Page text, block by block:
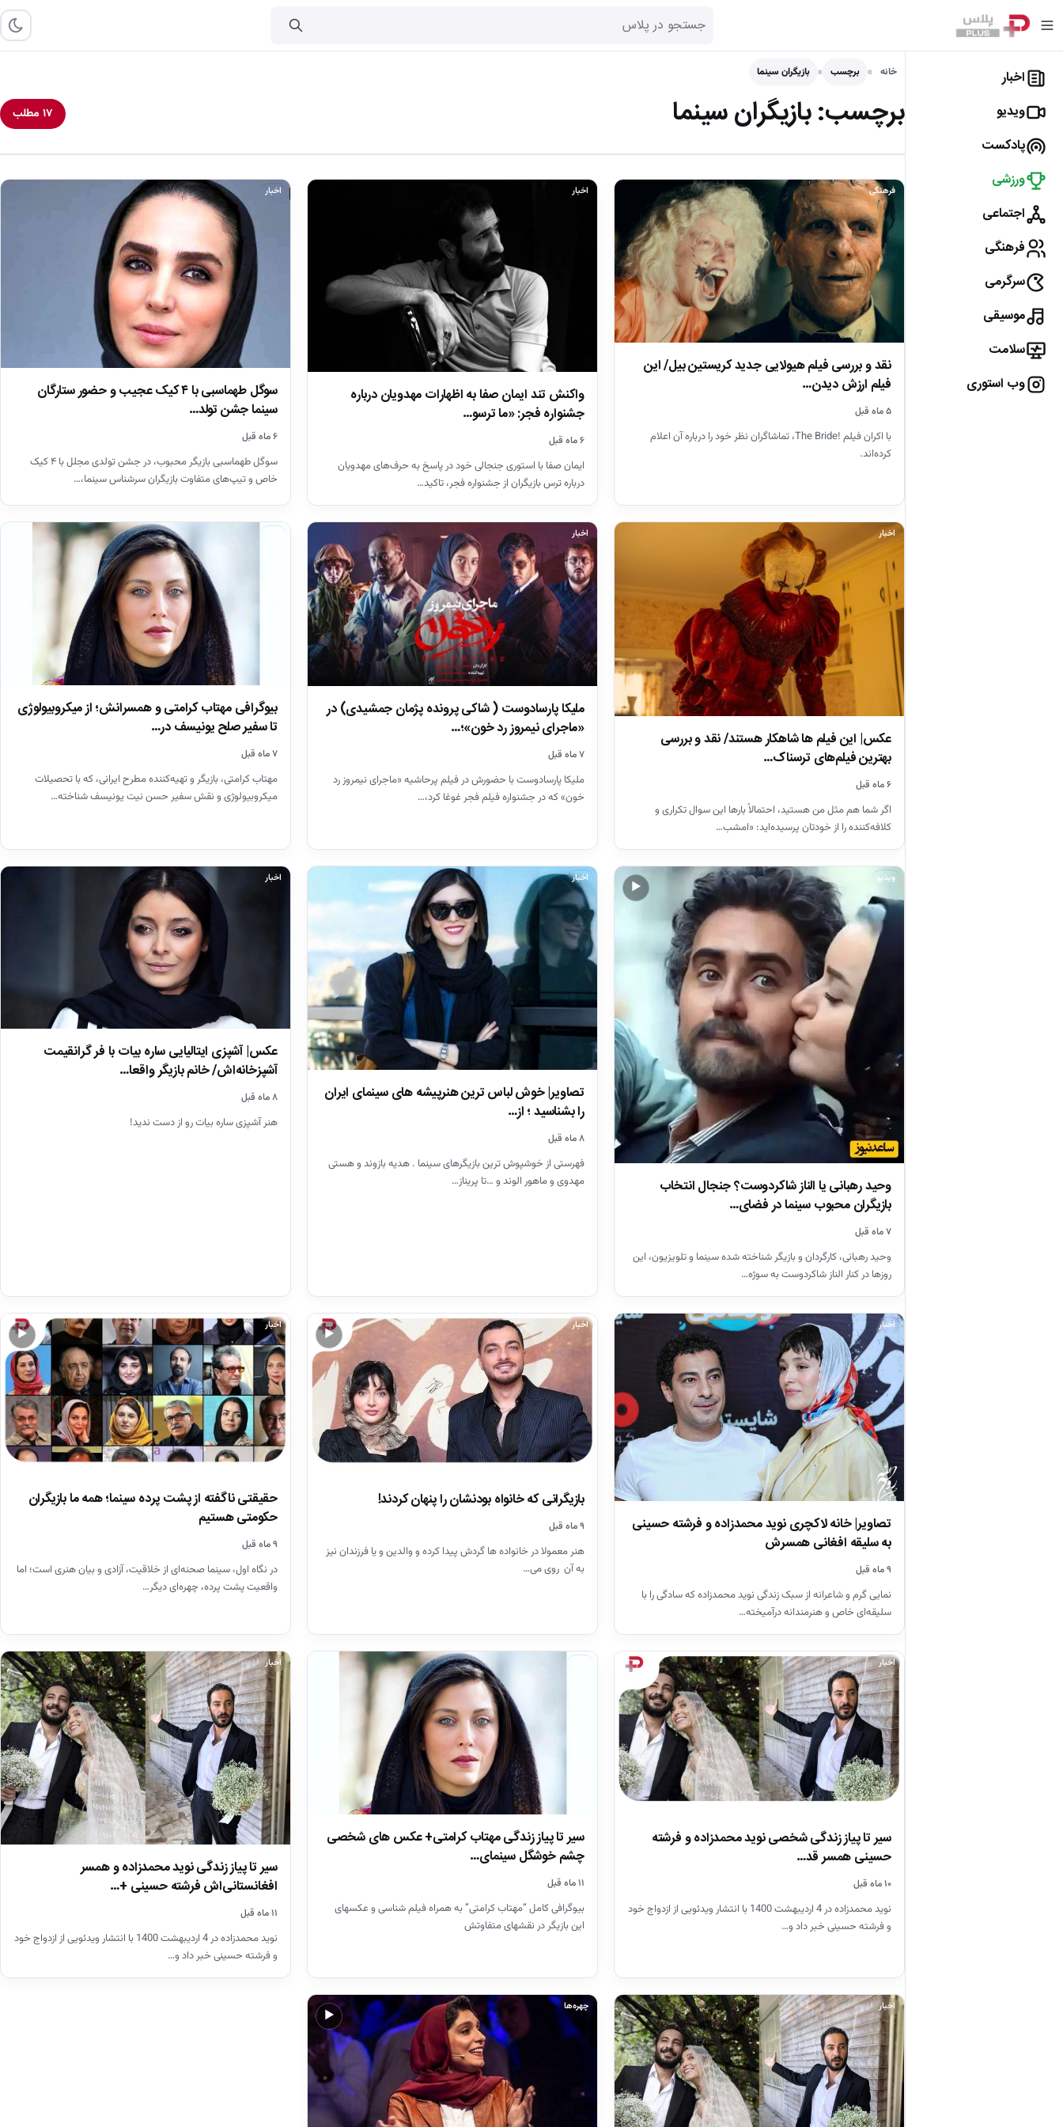
اخبار
ویدیو
پادکست
ورزشی
اجتماعی
فرهنگی
سرگرمی
موسیقی
سلامت
وب استوری
خانه برچسب بازیگران سینما
برچسب:بازیگران سینما ۱۷ مطلب
فرهنگی
نقد و بررسی فیلم هیولایی جدید کریستین بیل/ این
فیلم ارزش دیدن…
۵ ماه قبل
با اکران فیلم !The Bride، تماشاگران نظر خود را درباره آن اعلام
کرده‌اند.
اخبار
واکنش تند ایمان صفا به اظهارات مهدویان درباره
جشنواره فجر: «ما ترسو…
۶ ماه قبل
ایمان صفا با استوری جنجالی خود در پاسخ به حرف‌های مهدویان
درباره ترس بازیگران از جشنواره فجر، تاکید…
اخبار
سوگل طهماسبی با ۴ کیک عجیب و حضور ستارگان
سینما جشن تولد…
۶ ماه قبل
سوگل طهماسبی بازیگر محبوب، در جشن تولدی مجلل با ۴ کیک
خاص و تیپ‌های متفاوت بازیگران سرشناس سینما،…
اخبار
عکس| این فیلم ها شاهکار هستند/ نقد و بررسی
بهترین فیلم‌های ترسناک…
۶ ماه قبل
اگر شما هم مثل من هستید، احتمالاً بارها این سوال تکراری و
کلافه‌کننده را از خودتان پرسیده‌اید: «امشب…
اخبار
ملیکا پارسادوست ( شاکی پرونده پژمان جمشیدی) در
«ماجرای نیمروز رد خون»؛…
۷ ماه قبل
ملیکا پارسادوست با حضورش در فیلم پرحاشیه «ماجرای نیمروز رد
خون» که در جشنواره فیلم فجر غوغا کرد،…
بیوگرافی مهتاب کرامتی و همسرانش؛ از میکروبیولوژی
تا سفیر صلح یونیسف در…
۷ ماه قبل
مهتاب کرامتی، بازیگر و تهیه‌کننده مطرح ایرانی، که با تحصیلات
میکروبیولوژی و نقش سفیر حسن نیت یونیسف شناخته…
▶
ویدیو
وحید رهبانی یا الناز شاکردوست؟ جنجال انتخاب
بازیگران محبوب سینما در فضای…
۷ ماه قبل
وحید رهبانی، کارگردان و بازیگر شناخته شده سینما و تلویزیون، این
روزها در کنار الناز شاکردوست به سوژه…
اخبار
تصاویر| خوش لباس ترین هنرپیشه های سینمای ایران
را بشناسید ؛ از…
۸ ماه قبل
فهرستی از خوشپوش ترین بازیگرهای سینما . هدیه بازوند و هستی
مهدوی و ماهور الوند و …تا پریناز…
اخبار
عکس| آشپزی ایتالیایی ساره بیات با فر گرانقیمت
آشپزخانه‌اش/ خانم بازیگر واقعا…
۸ ماه قبل
هنر آشپزی ساره بیات رو از دست ندید!
اخبار
تصاویر| خانه لاکچری نوید محمدزاده و فرشته حسینی
به سلیقه افغانی همسرش
۹ ماه قبل
نمایی گرم و شاعرانه از سبک زندگی نوید محمدزاده که سادگی را با
سلیقه‌ای خاص و هنرمندانه درآمیخته…
▶
اخبار
بازیگرانی که خانواه بودنشان را پنهان کردند!
۹ ماه قبل
هنر معمولا در خانواده ها گردش پیدا کرده و والدین و یا فرزندان نیز
به آن روی می…
▶
اخبار
حقیقتی ناگفته از پشت پرده سینما؛ همه ما بازیگران
حکومتی هستیم
۹ ماه قبل
در نگاه اول، سینما صحنه‌ای از خلاقیت، آزادی و بیان هنری است؛ اما
واقعیت پشت پرده، چهره‌ای دیگر…
اخبار
سیر تا پیاز زندگی شخصی نوید محمدزاده و فرشته
حسینی همسر قد…
۱۰ ماه قبل
نوید محمدزاده در 4 اردیبهشت 1400 با انتشار ویدئویی از ازدواج خود
و فرشته حسینی خبر داد و…
سیر تا پیاز زندگی مهتاب کرامتی+ عکس های شخصی
چشم خوشگل سینمای…
۱۱ ماه قبل
بیوگرافی کامل “مهتاب کرامتی” به همراه فیلم شناسی و عکسهای
این بازیگر در نقشهای متفاوتش
اخبار
سیر تا پیاز زندگی نوید محمدزاده و همسر
افغانستانی‌اش فرشته حسینی +…
۱۱ ماه قبل
نوید محمدزاده در 4 اردیبهشت 1400 با انتشار ویدئویی از ازدواج خود
و فرشته حسینی خبر داد و…
اخبار
▶
چهره‌ها